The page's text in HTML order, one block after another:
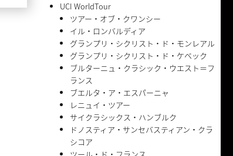
UCI WorldTour
ツアー・オブ・クワンシー
イル・ロンバルディア
グランプリ・シクリスト・ド・モンレアル
グランプリ・シクリスト・ド・ケベック
ブルターニュ・クラシック・ウエスト＝フ
ランス
ブエルタ・ア・エスパーニャ
レニュイ・ツアー
サイクラシックス・ハンブルク
ドノスティア・サンセバスティアン・クラ
シコア